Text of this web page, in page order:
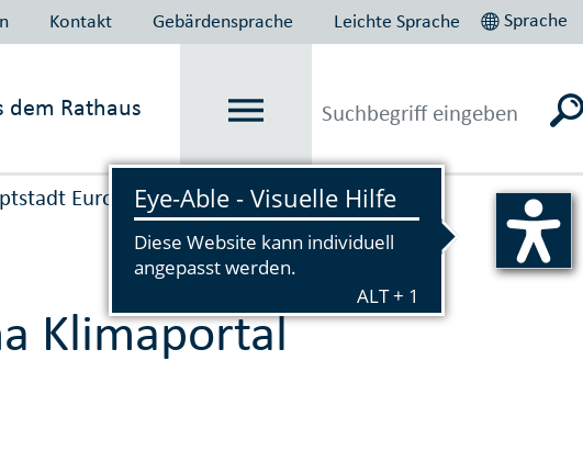
Kontakt Gebärdensprache Leichte Sprache Sprache
dem Rathaus
Europas 2017 → Klimaportal
Klimaportal